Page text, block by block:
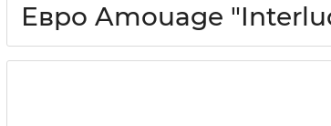
Евро Amouage